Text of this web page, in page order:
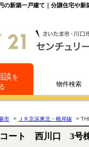
築一戸建て｜分譲住宅や新
談を
物件検索
市 > ＪＲ京浜東北・根岸線 >
コート 西川口 3号